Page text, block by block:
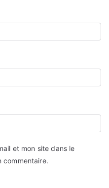
et mon site dans le
commentaire.